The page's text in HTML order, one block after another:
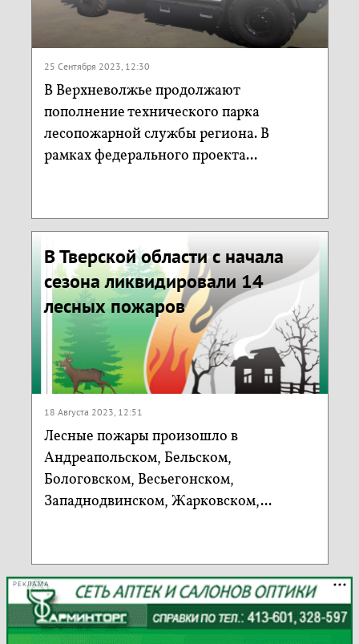
25 Сентября 2023, 12:30
В Верхневолжье продолжают
пополнение технического парка
лесопожарной службы региона. В
рамках федерального проекта...
В Тверской области с начала
сезона ликвидировали 14
лесных пожаров
18 Августа 2023, 12:51
Лесные пожары произошло в
Андреапольском, Бельском,
Бологовском, Весьегонском,
Западнодвинском, Жарковском,...
РЕКЛАМА